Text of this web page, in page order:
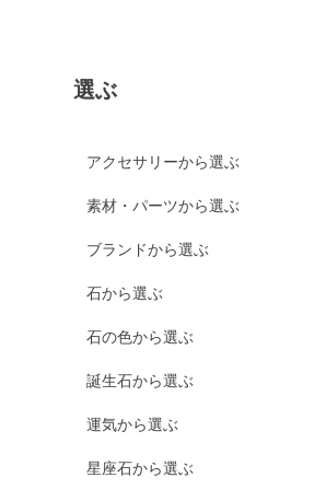
選ぶ
アクセサリーから選ぶ
素材・パーツから選ぶ
ブランドから選ぶ
石から選ぶ
石の色から選ぶ
誕生石から選ぶ
運気から選ぶ
星座石から選ぶ